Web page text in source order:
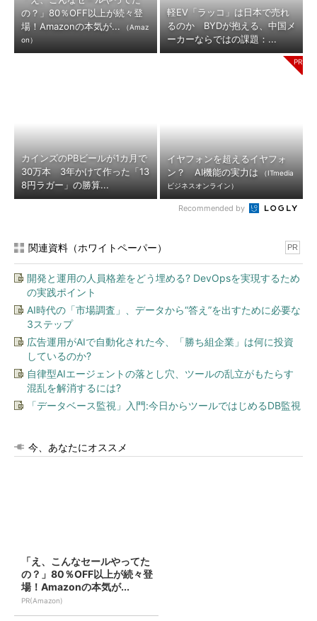
の？」80％OFF以上が続々登
場！Amazonの本気が...
（Amaz
on）
軽EV「ラッコ」は日本で売れ
るのか BYDが抱える、中国メ
ーカーならではの課題：...
カインズのPBビールが1カ月で
30万本 3年かけて作った「13
8円ラガー」の勝算...
イヤフォンを超えるイヤフォ
ン？ AI機能の実力は
（ITmedia
ビジネスオンライン）
Recommended by
関連資料（ホワイトペーパー） PR
開発と運用の人員格差をどう埋める? DevOpsを実現するため
の実践ポイント
AI時代の「市場調査」、データから“答え”を出すために必要な
3ステップ
広告運用がAIで自動化された今、「勝ち組企業」は何に投資
しているのか?
自律型AIエージェントの落とし穴、ツールの乱立がもたらす
混乱を解消するには?
「データベース監視」入門:今日からツールではじめるDB監視
今、あなたにオススメ
「え、こんなセールやってた
の？」80％OFF以上が続々登
場！Amazonの本気が...
PR(Amazon)